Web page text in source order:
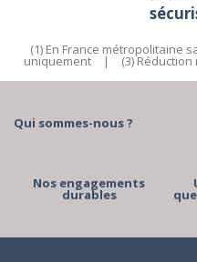
(1) En France métropolitaine
uniquement | (3)
Qui sommes-nous ?
Nos engagements
durables